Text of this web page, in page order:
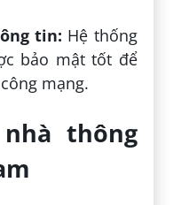
tin: Hệ thống
bảo mật tốt để
mạng.
thông